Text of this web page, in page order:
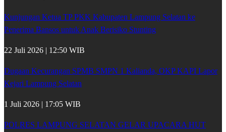
Kunjungan Ketua TP PKK Kabupaten Lampung Selatan ke
Penerima Bansos untuk Anak Berisiko Stunting
22 Juli 2026 | 12:50 WIB
Dugaan Kecurangan SPMB SMPN 1 Kalianda, OKP KAPI Lapor
Kejari Lampung Selatan
1 Juli 2026 | 17:05 WIB
POLRES LAMPUNG SELATAN GELAR UPACARA HUT